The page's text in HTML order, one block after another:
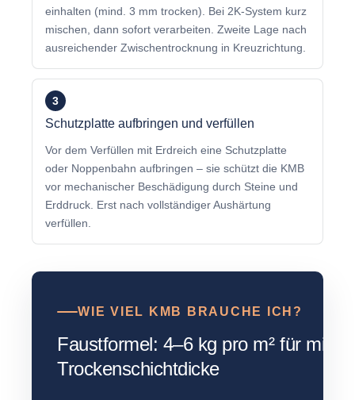
einhalten (mind. 3 mm trocken). Bei 2K-System kurz
mischen, dann sofort verarbeiten. Zweite Lage nach
ausreichender Zwischentrocknung in Kreuzrichtung.
3
Schutzplatte aufbringen und verfüllen
Vor dem Verfüllen mit Erdreich eine Schutzplatte
oder Noppenbahn aufbringen – sie schützt die KMB
vor mechanischer Beschädigung durch Steine und
Erddruck. Erst nach vollständiger Aushärtung
verfüllen.
WIE VIEL KMB BRAUCHE ICH?
Faustformel: 4–6 kg pro m² für
Trockenschichtdicke